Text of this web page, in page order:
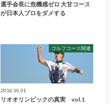
選手会長に危機感ゼロ 大甘コース
が日本人プロをダメする
ゴルフコース関連
2016.10.31
リオオリンピックの真実 vol.1